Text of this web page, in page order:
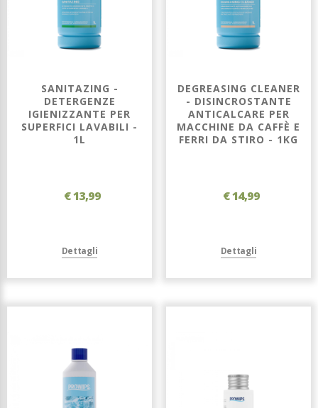
SANITAZING -
DETERGENZE
IGIENIZZANTE PER
SUPERFICI LAVABILI -
1L
€ 13,99
Dettagli
DEGREASING CLEANER
- DISINCROSTANTE
ANTICALCARE PER
MACCHINE DA CAFFÈ E
FERRI DA STIRO - 1KG
€ 14,99
Dettagli